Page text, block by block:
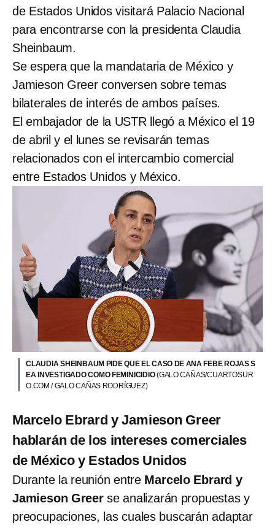
de Estados Unidos visitará Palacio Nacional
para encontrarse con la presidenta Claudia
Sheinbaum.
Se espera que la mandataria de México y
Jamieson Greer conversen sobre temas
bilaterales de interés de ambos países.
El embajador de la USTR llegó a México el 19
de abril y el lunes se revisarán temas
relacionados con el intercambio comercial
entre Estados Unidos y México.
CLAUDIA SHEINBAUM PIDE QUE EL CASO DE ANA FEBE ROJAS S
EA INVESTIGADO COMO FEMINICIDIO(GALO CAÑAS/CUARTOSUR
O.COM / GALO CAÑAS RODRÍGUEZ)
Marcelo Ebrard y Jamieson Greer
hablarán de los intereses comerciales
de México y Estados Unidos
Durante la reunión entre Marcelo Ebrard y
Jamieson Greerse analizarán propuestas y
preocupaciones, las cuales buscarán adaptar